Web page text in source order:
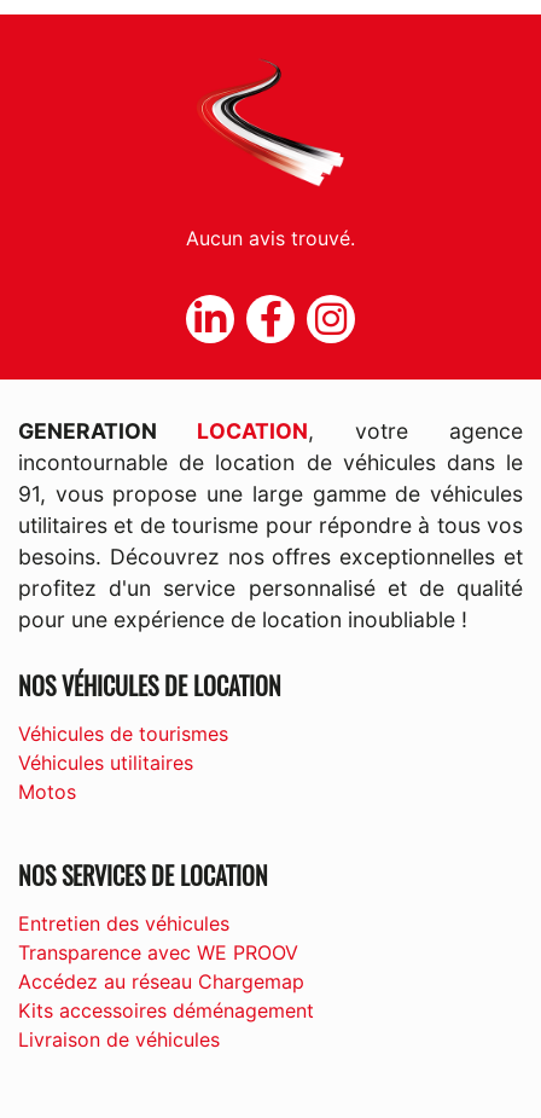
Aucun avis trouvé.
GENERATION LOCATION, votre agence
incontournable de location de véhicules dans le
91, vous propose une large gamme de véhicules
utilitaires et de tourisme pour répondre à tous vos
besoins. Découvrez nos offres exceptionnelles et
profitez d'un service personnalisé et de qualité
pour une expérience de location inoubliable !
NOS VÉHICULES DE LOCATION
Véhicules de tourismes
Véhicules utilitaires
Motos
NOS SERVICES DE LOCATION
Entretien des véhicules
Transparence avec WE PROOV
Accédez au réseau Chargemap
Kits accessoires déménagement
Livraison de véhicules